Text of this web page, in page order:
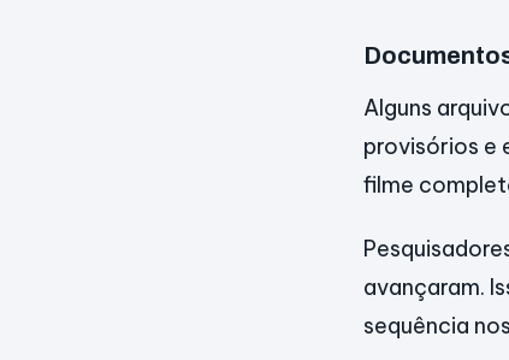
Alguns
provisórios e
filme
avançaram.
sequência